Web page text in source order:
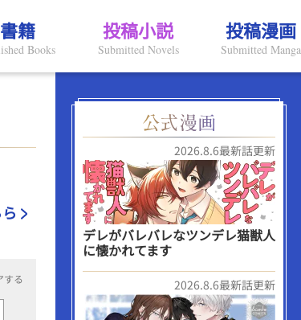
書籍
Books
投稿小説
Submitted Novels
投稿漫画
Submitted Manga
する
2026.8.6最新話更新
デレがバレバレなツンデレ猫獣人
に懐かれてます
2026.8.6最新話更新